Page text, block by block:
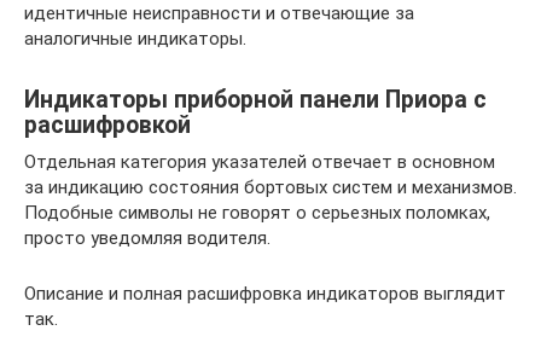
идентичные неисправности и отвечающие за
аналогичные индикаторы.
Индикаторы приборной панели Приора с
расшифровкой
Отдельная категория указателей отвечает в основном
за индикацию состояния бортовых систем и механизмов.
Подобные символы не говорят о серьезных поломках,
просто уведомляя водителя.
Описание и полная расшифровка индикаторов выглядит
так.